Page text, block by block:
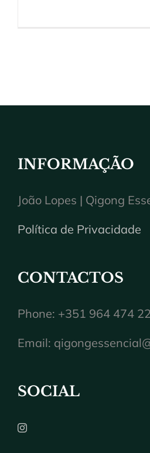
INFORMAÇÃO
João Lopes | Qigong
Política de Privacidade
CONTACTOS
Phone: +351 964 474
Email:
SOCIAL